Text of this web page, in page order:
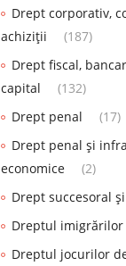
Drept corporativ,
achiziții
(187)
Drept fiscal,
capital
(132)
Drept penal
(17)
Drept penal și
economice
(2)
Drept succesoral
Dreptul imigrărilor
Dreptul jocurilor